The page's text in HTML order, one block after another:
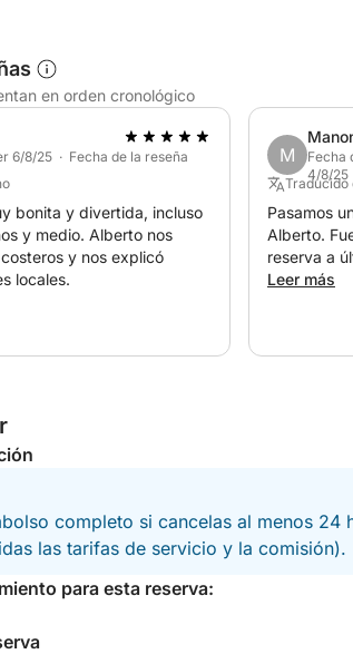
en orden cronológico
6/8/25 · Fecha de la reseña
bonita y divertida, incluso
y medio. Alberto nos
y nos explicó
locales.
M
Fecha
4/8/25
Traducido
Pasamos
Alberto.
reserva a
Leer más
completo si cancelas al menos 24
las tarifas de servicio y la comisión).
para esta reserva: